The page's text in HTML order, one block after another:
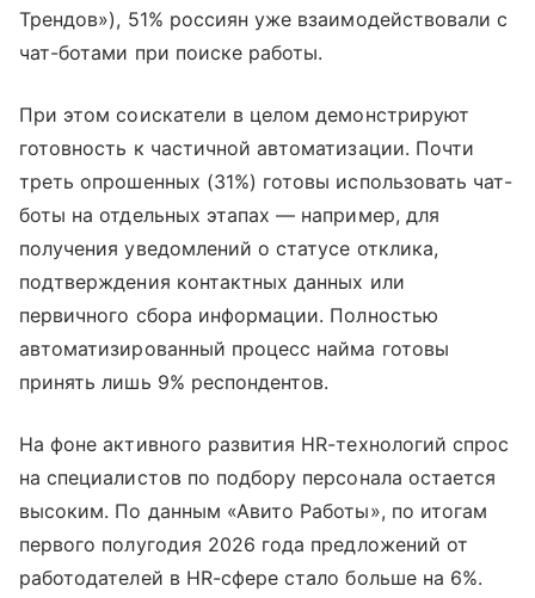
Трендов»), 51% россиян уже взаимодействовали с
чат-ботами при поиске работы.
При этом соискатели в целом демонстрируют
готовность к частичной автоматизации. Почти
треть опрошенных (31%) готовы использовать чат-
боты на отдельных этапах — например, для
получения уведомлений о статусе отклика,
подтверждения контактных данных или
первичного сбора информации. Полностью
автоматизированный процесс найма готовы
принять лишь 9% респондентов.
На фоне активного развития HR-технологий спрос
на специалистов по подбору персонала остается
высоким. По данным «Авито Работы», по итогам
первого полугодия 2026 года предложений от
работодателей в HR-сфере стало больше на 6%.